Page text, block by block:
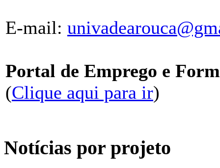
E-mail:
Portal de Emprego e
(Clique aqui para ir)
Notícias por projeto